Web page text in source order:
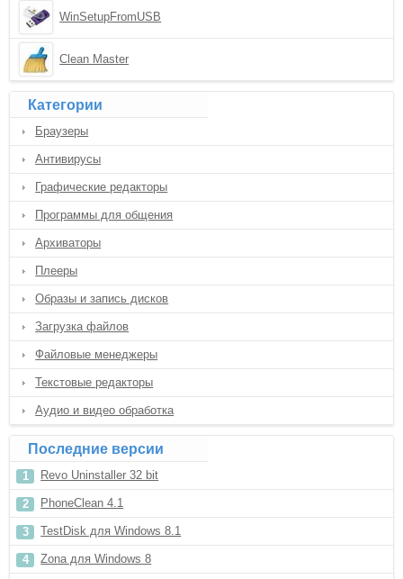
WinSetupFromUSB
Clean Master
Категории
Браузеры
Антивирусы
Графические редакторы
Программы для общения
Архиваторы
Плееры
Образы и запись дисков
Загрузка файлов
Файловые менеджеры
Текстовые редакторы
Аудио и видео обработка
Последние версии
Revo Uninstaller 32 bit
PhoneClean 4.1
TestDisk для Windows 8.1
Zona для Windows 8